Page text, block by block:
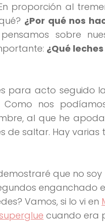
proporción al
¿Por qué nos
sobre
¿Qué
para acto seguido
Como nos
al que he
de saltar. Hay varias
que no
enganchado
Vamos, si lo vi en
cuando era